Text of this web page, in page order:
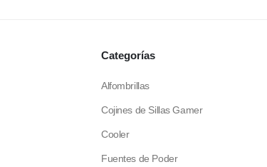
Categorías
Alfombrillas
Cojines de Sillas Gamer
Cooler
Fuentes de Poder